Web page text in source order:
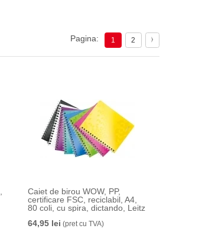
Pagina: 1 2
Caiet de birou WOW, PP,
certificare FSC, reciclabil, A4,
80 coli, cu spira, dictando, Leitz
64,95 lei (pret cu TVA)